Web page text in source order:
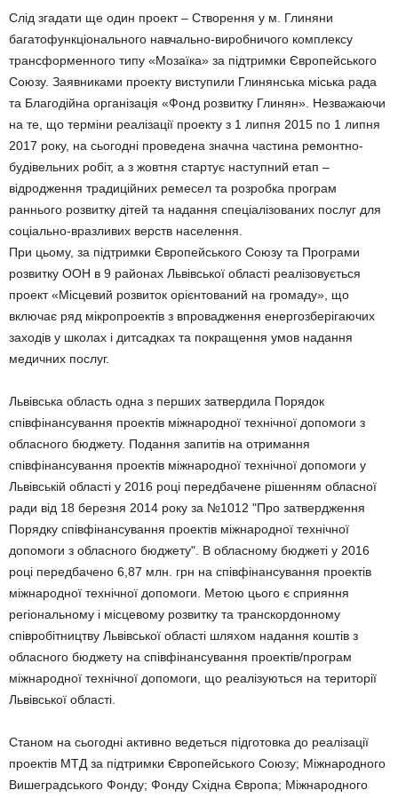
Слід згадати ще один проект – Створення у м. Глиняни
багатофункціонального навчально-виробничого комплексу
трансформенного типу «Мозаїка» за підтримки Європейського
Союзу. Заявниками проекту виступили Глинянська міська рада
та Благодійна організація «Фонд розвитку Глинян». Незважаючи
на те, що терміни реалізації проекту з 1 липня 2015 по 1 липня
2017 року, на сьогодні проведена значна частина ремонтно-
будівельних робіт, а з жовтня стартує наступний етап –
відродження традиційних ремесел та розробка програм
раннього розвитку дітей та надання спеціалізованих послуг для
соціально-вразливих верств населення.
При цьому, за підтримки Європейського Союзу та Програми
розвитку ООН в 9 районах Львівської області реалізовується
проект «Місцевий розвиток орієнтований на громаду», що
включає ряд мікропроектів з впровадження енергозберігаючих
заходів у школах і дитсадках та покращення умов надання
медичних послуг.
Львівська область одна з перших затвердила Порядок
співфінансування проектів міжнародної технічної допомоги з
обласного бюджету. Подання запитів на отримання
співфінансування проектів міжнародної технічної допомоги у
Львівській області у 2016 році передбачене рішенням обласної
ради від 18 березня 2014 року за №1012 "Про затвердження
Порядку співфінансування проектів міжнародної технічної
допомоги з обласного бюджету". В обласному бюджеті у 2016
році передбачено 6,87 млн. грн на співфінансування проектів
міжнародної технічної допомоги. Метою цього є сприяння
регіональному і місцевому розвитку та транскордонному
співробітництву Львівської області шляхом надання коштів з
обласного бюджету на співфінансування проектів/програм
міжнародної технічної допомоги, що реалізуються на території
Львівської області.
Станом на сьогодні активно ведеться підготовка до реалізації
проектів МТД за підтримки Європейського Союзу; Міжнародного
Вишеградського Фонду; Фонду Східна Європа; Міжнародного